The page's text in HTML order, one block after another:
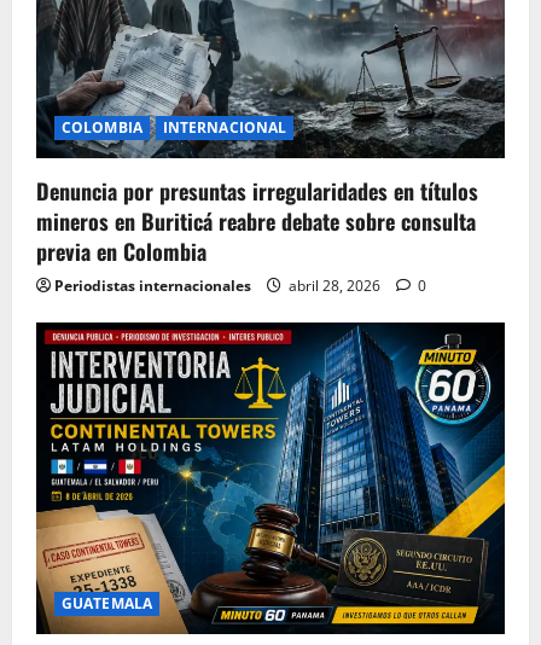
COLOMBIA INTERNACIONAL
Denuncia por presuntas irregularidades en títulos
mineros en Buriticá reabre debate sobre consulta
previa en Colombia
Periodistas internacionales abril 28, 2026 0
GUATEMALA